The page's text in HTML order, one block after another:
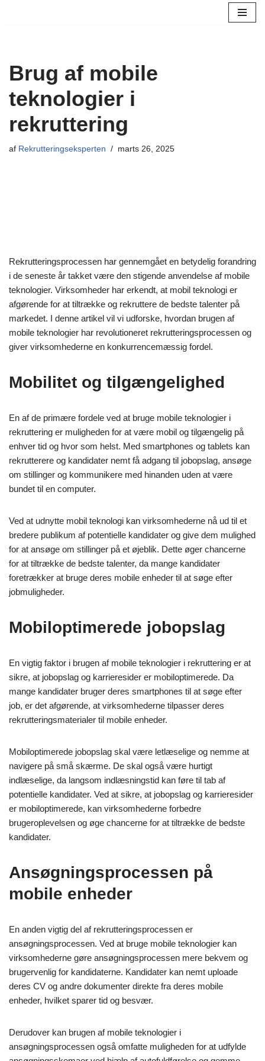
Brug af mobile
teknologier i
rekruttering
af Rekrutteringseksperten marts 26, 2025
Rekrutteringsprocessen har gennemgået en betydelig forandring
i de seneste år takket være den stigende anvendelse af mobile
teknologier. Virksomheder har erkendt, at mobil teknologi er
afgørende for at tiltrække og rekruttere de bedste talenter på
markedet. I denne artikel vil vi udforske, hvordan brugen af
mobile teknologier har revolutioneret rekrutteringsprocessen og
giver virksomhederne en konkurrencemæssig fordel.
Mobilitet og tilgængelighed
En af de primære fordele ved at bruge mobile teknologier i
rekruttering er muligheden for at være mobil og tilgængelig på
enhver tid og hvor som helst. Med smartphones og tablets kan
rekrutterere og kandidater nemt få adgang til jobopslag, ansøge
om stillinger og kommunikere med hinanden uden at være
bundet til en computer.
Ved at udnytte mobil teknologi kan virksomhederne nå ud til et
bredere publikum af potentielle kandidater og give dem mulighed
for at ansøge om stillinger på et øjeblik. Dette øger chancerne
for at tiltrække de bedste talenter, da mange kandidater
foretrækker at bruge deres mobile enheder til at søge efter
jobmuligheder.
Mobiloptimerede jobopslag
En vigtig faktor i brugen af mobile teknologier i rekruttering er at
sikre, at jobopslag og karrieresider er mobiloptimerede. Da
mange kandidater bruger deres smartphones til at søge efter
job, er det afgørende, at virksomhederne tilpasser deres
rekrutteringsmaterialer til mobile enheder.
Mobiloptimerede jobopslag skal være letlæselige og nemme at
navigere på små skærme. De skal også være hurtigt
indlæselige, da langsom indlæsningstid kan føre til tab af
potentielle kandidater. Ved at sikre, at jobopslag og karrieresider
er mobiloptimerede, kan virksomhederne forbedre
brugeroplevelsen og øge chancerne for at tiltrække de bedste
kandidater.
Ansøgningsprocessen på
mobile enheder
En anden vigtig del af rekrutteringsprocessen er
ansøgningsprocessen. Ved at bruge mobile teknologier kan
virksomhederne gøre ansøgningsprocessen mere bekvem og
brugervenlig for kandidaterne. Kandidater kan nemt uploade
deres CV og andre dokumenter direkte fra deres mobile
enheder, hvilket sparer tid og besvær.
Derudover kan brugen af mobile teknologier i
ansøgningsprocessen også omfatte muligheden for at udfylde